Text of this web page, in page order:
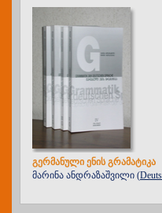
გერმანული ენის გრამატიკა
მარინა ანდრაზაშვილი (